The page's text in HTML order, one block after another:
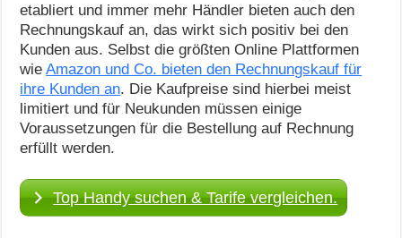
etabliert und immer mehr Händler bieten auch den
Rechnungskauf an, das wirkt sich positiv bei den
Kunden aus. Selbst die größten Online Plattformen
wieAmazon und Co. bieten den Rechnungskauf für
ihre Kunden an. Die Kaufpreise sind hierbei meist
limitiert und für Neukunden müssen einige
Voraussetzungen für die Bestellung auf Rechnung
erfüllt werden.
Top Handy suchen & Tarife vergleichen.